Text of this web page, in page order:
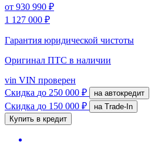
от 930 990 ₽
1 127 000 ₽
Гарантия юридической чистоты
Оригинал ПТС в наличии
vin VIN проверен
Скидка до 250 000 ₽ на автокредит
Скидка до 150 000 ₽
на Trade-In
Купить в кредит